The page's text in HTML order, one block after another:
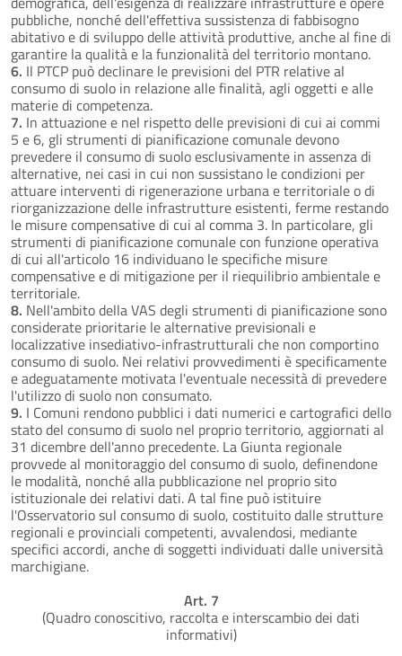
pubbliche, nonché dell'effettiva sussistenza di fabbisogno
abitativo e di sviluppo delle attività produttive, anche al fine di
garantire la qualità e la funzionalità del territorio montano.
6. Il PTCP può declinare le previsioni del PTR relative al
consumo di suolo in relazione alle finalità, agli oggetti e alle
materie di competenza.
7. In attuazione e nel rispetto delle previsioni di cui ai commi
5 e 6, gli strumenti di pianificazione comunale devono
prevedere il consumo di suolo esclusivamente in assenza di
alternative, nei casi in cui non sussistano le condizioni per
attuare interventi di rigenerazione urbana e territoriale o di
riorganizzazione delle infrastrutture esistenti, ferme restando
le misure compensative di cui al comma 3. In particolare, gli
strumenti di pianificazione comunale con funzione operativa
di cui all'articolo 16 individuano le specifiche misure
compensative e di mitigazione per il riequilibrio ambientale e
territoriale.
8. Nell'ambito della VAS degli strumenti di pianificazione sono
considerate prioritarie le alternative previsionali e
localizzative insediativo-infrastrutturali che non comportino
consumo di suolo. Nei relativi provvedimenti è specificamente
e adeguatamente motivata l'eventuale necessità di prevedere
l'utilizzo di suolo non consumato.
9. I Comuni rendono pubblici i dati numerici e cartografici dello
stato del consumo di suolo nel proprio territorio, aggiornati al
31 dicembre dell'anno precedente. La Giunta regionale
provvede al monitoraggio del consumo di suolo, definendone
le modalità, nonché alla pubblicazione nel proprio sito
istituzionale dei relativi dati. A tal fine può istituire
l'Osservatorio sul consumo di suolo, costituito dalle strutture
regionali e provinciali competenti, avvalendosi, mediante
specifici accordi, anche di soggetti individuati dalle università
marchigiane.
Art. 7
(Quadro conoscitivo, raccolta e interscambio dei dati
informativi)